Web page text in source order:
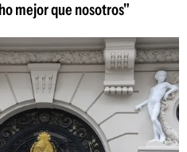
mejor que nosotros"